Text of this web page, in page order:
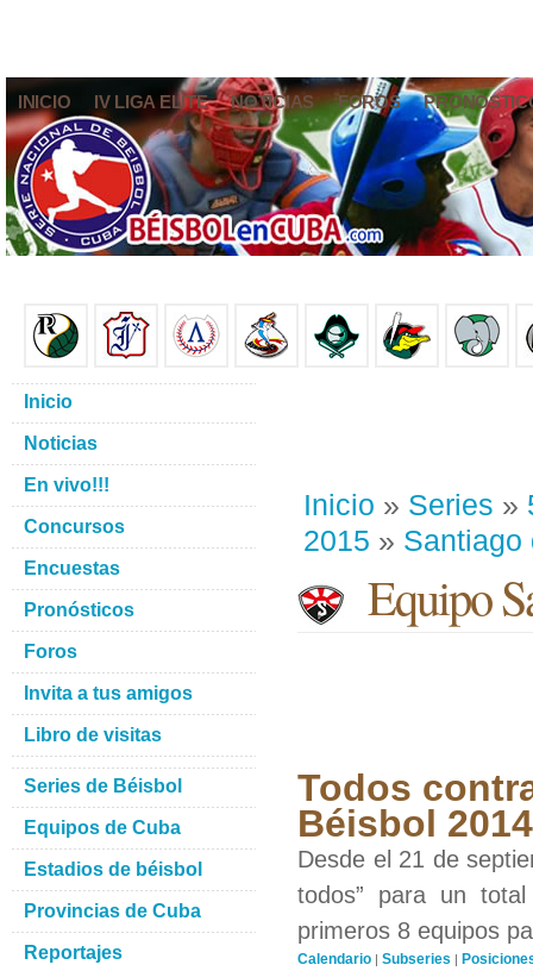
INICIO IV LIGA ELITE NOTICIAS FOROS
Inicio » Series »
2015 » Santiago
Equipo
Todos
Béisbol
Desde el 21 de
todos” para un
primeros 8 equipos
Calendario | Subseries |
Inicio
Noticias
En vivo!!!
Concursos
Encuestas
Pronósticos
Foros
Invita a tus amigos
Libro de visitas
Series de Béisbol
Equipos de Cuba
Estadios de béisbol
Provincias de Cuba
Reportajes